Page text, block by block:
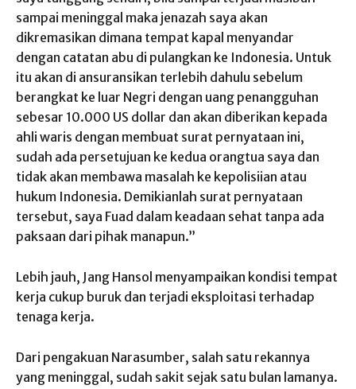
sampai meninggal maka jenazah saya akan
dikremasikan dimana tempat kapal menyandar
dengan catatan abu di pulangkan ke Indonesia. Untuk
itu akan di ansuransikan terlebih dahulu sebelum
berangkat ke luar Negri dengan uang penangguhan
sebesar 10.000 US dollar dan akan diberikan kepada
ahli waris dengan membuat surat pernyataan ini,
sudah ada persetujuan ke kedua orangtua saya dan
tidak akan membawa masalah ke kepolisiian atau
hukum Indonesia. Demikianlah surat pernyataan
tersebut, saya Fuad dalam keadaan sehat tanpa ada
paksaan dari pihak manapun.”
Lebih jauh, Jang Hansol menyampaikan kondisi tempat
kerja cukup buruk dan terjadi eksploitasi terhadap
tenaga kerja.
Dari pengakuan Narasumber, salah satu rekannya
yang meninggal, sudah sakit sejak satu bulan lamanya.